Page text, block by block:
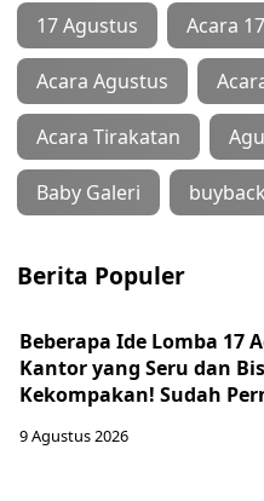
17 Agustus Acara
Acara Agustus
Acara Tirakatan
Baby Galeri
Berita Populer
Beberapa Ide Lomba 17
Kantor yang Seru dan
Kekompakan! Sudah
9 Agustus 2026